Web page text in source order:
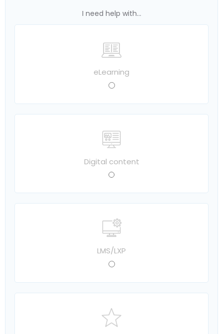
I need help with...
eLearning
Digital content
LMS/LXP